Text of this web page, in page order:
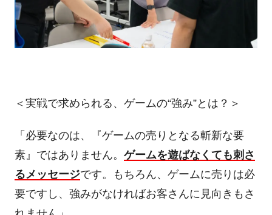
＜実戦で求められる、ゲームの“強み”とは？＞
「必要なのは、『ゲームの売りとなる斬新な要
素』ではありません。 ゲームを遊ばなくても刺さ
るメッセージです。もちろん、ゲームに売りは必
要ですし、強みがなければお客さんに見向きもさ